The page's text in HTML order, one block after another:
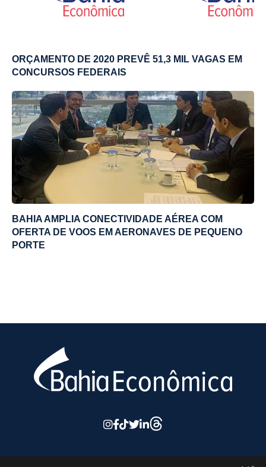
ORÇAMENTO DE 2020 PREVÊ 51,3 MIL VAGAS EM
CONCURSOS FEDERAIS
BAHIA AMPLIA CONECTIVIDADE AÉREA COM
OFERTA DE VOOS EM AERONAVES DE PEQUENO
PORTE